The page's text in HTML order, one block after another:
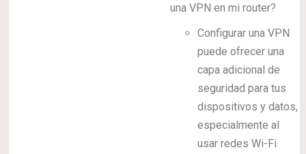
una VPN en mi router?
Configurar una VPN
puede ofrecer una
capa adicional de
seguridad para tus
dispositivos y datos,
especialmente al
usar redes Wi-Fi